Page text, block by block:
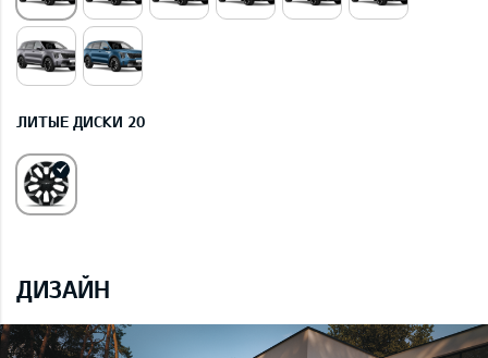
ЛИТЫЕ ДИСКИ 20
ДИЗАЙН